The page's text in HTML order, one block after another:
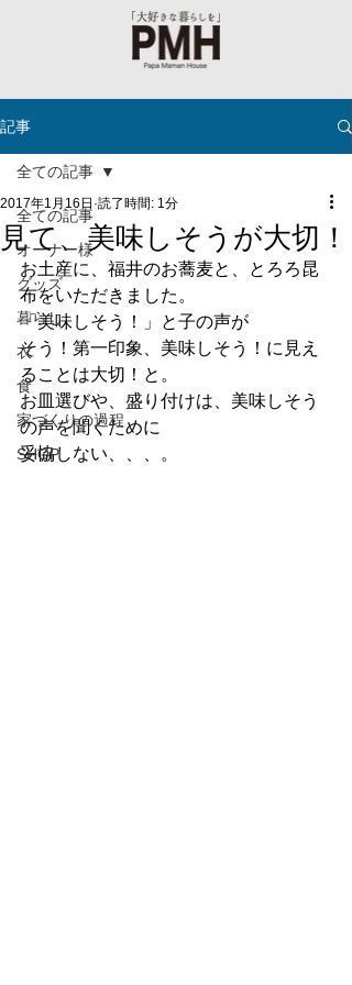
記事
全ての記事
オーナー様
グッズ
暮らし
衣
食
家づくりの過程
SHOP
全ての記事
見て、美味しそうが大切！
2017年1月16日 読了時間: 1分
お土産に、福井のお蕎麦と、とろろ昆
布をいただきました。
「美味しそう！」と子の声が
そう！第一印象、美味しそう！に見え
ることは大切！と。
お皿選びや、盛り付けは、美味しそう
の声を聞くために
妥協しない、、、。